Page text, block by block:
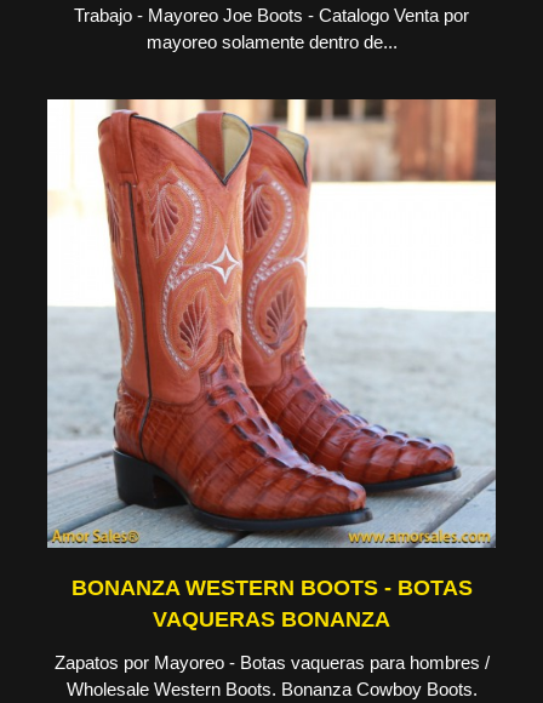
Trabajo - Mayoreo Joe Boots - Catalogo Venta por
mayoreo solamente dentro de...
BONANZA WESTERN BOOTS - BOTAS
VAQUERAS BONANZA
Zapatos por Mayoreo - Botas vaqueras para hombres /
Wholesale Western Boots. Bonanza Cowboy Boots.